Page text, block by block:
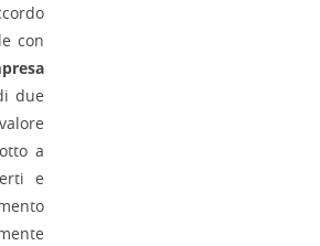
con
due
a
e